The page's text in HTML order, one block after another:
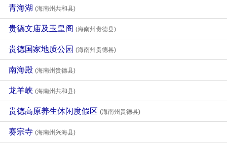
青海湖 (海南州共和县)
贵德文庙及玉皇阁 (海南州贵德县)
贵德国家地质公园 (海南州贵德县)
南海殿 (海南州贵德县)
龙羊峡 (海南州共和县)
贵德高原养生休闲度假区 (海南州贵德县)
赛宗寺 (海南州兴海县)